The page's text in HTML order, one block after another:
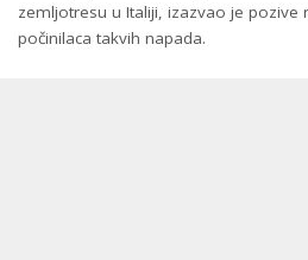
zemljotresu u Italiji, izazvao je pozive
počinilaca takvih napada.